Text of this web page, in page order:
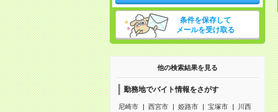
条件を保存して
メールを受け取る
他の検索結果を見る
勤務地でバイト情報をさがす
尼崎市 西宮市 姫路市 宝塚市
川西